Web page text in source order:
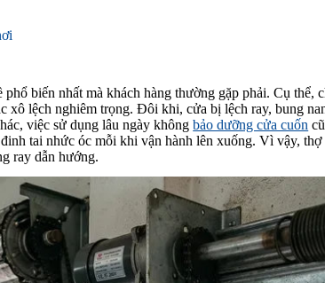
biến nhất mà khách hàng thường gặp phải. Cụ thể,
xô lệch nghiêm trọng. Đôi khi, cửa bị lệch ray, bung
việc sử dụng lâu ngày khôngbảo dưỡng cửa cuốn
tai nhức óc mỗi khi vận hành lên xuống. Vì vậy, thợ
ray dẫn hướng.